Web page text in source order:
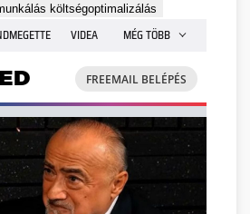
költségoptimalizálás